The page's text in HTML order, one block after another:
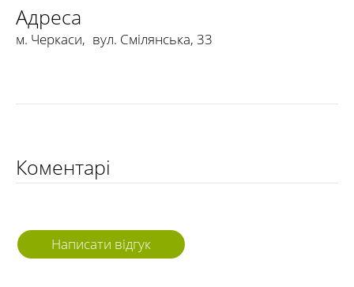
Адреса
м. Черкаси, вул. Смілянська, 33
Коментарі
Написати відгук